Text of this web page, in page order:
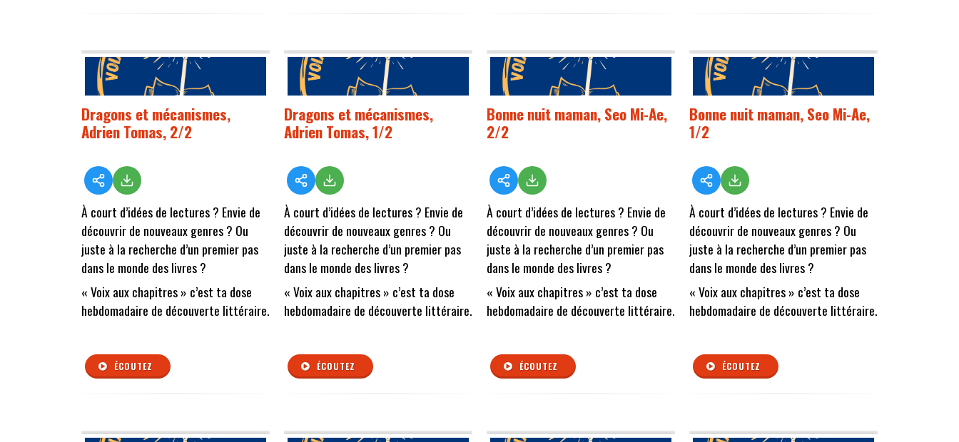
Dragons et mécanismes,
Adrien Tomas, 2/2
À court d’idées de lectures ? Envie de
découvrir de nouveaux genres ? Ou
juste à la recherche d’un premier pas
dans le monde des livres ?
« Voix aux chapitres » c’est ta dose
hebdomadaire de découverte littéraire.
ÉCOUTEZ
Dragons et mécanismes,
Adrien Tomas, 1/2
À court d’idées de lectures ? Envie de
découvrir de nouveaux genres ? Ou
juste à la recherche d’un premier pas
dans le monde des livres ?
« Voix aux chapitres » c’est ta dose
hebdomadaire de découverte littéraire.
ÉCOUTEZ
Bonne nuit maman, Seo Mi-Ae,
2/2
À court d’idées de lectures ? Envie de
découvrir de nouveaux genres ? Ou
juste à la recherche d’un premier pas
dans le monde des livres ?
« Voix aux chapitres » c’est ta dose
hebdomadaire de découverte littéraire.
ÉCOUTEZ
Bonne nuit maman, Seo Mi-Ae,
1/2
À court d’idées de lectures ? Envie de
découvrir de nouveaux genres ? Ou
juste à la recherche d’un premier pas
dans le monde des livres ?
« Voix aux chapitres » c’est ta dose
hebdomadaire de découverte littéraire.
ÉCOUTEZ